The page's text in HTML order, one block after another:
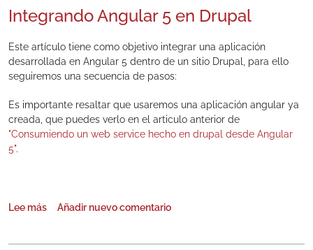
Integrando Angular 5 en Drupal
Este artículo tiene como objetivo integrar una aplicación
desarrollada en Angular 5 dentro de un sitio Drupal, para ello
seguiremos una secuencia de pasos:
Es importante resaltar que usaremos una aplicación angular ya
creada, que puedes verlo en el articulo anterior de
"Consumiendo un web service hecho en drupal desde Angular
5".
Lee más
sobre Integrando Angular 5 en Drupal
Añadir nuevo comentario